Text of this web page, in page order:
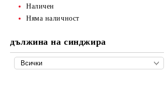
Наличен
Няма наличност
дължина на синджира